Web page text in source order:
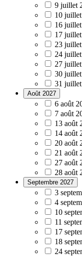
9 juillet
10
16
17
23
24
27
30
31
Août 2027
6 août
7 août
13 août
14 août
20 août
21 août
27 août
28 août
Septembre 2027
3
4
10
11
17
18
24